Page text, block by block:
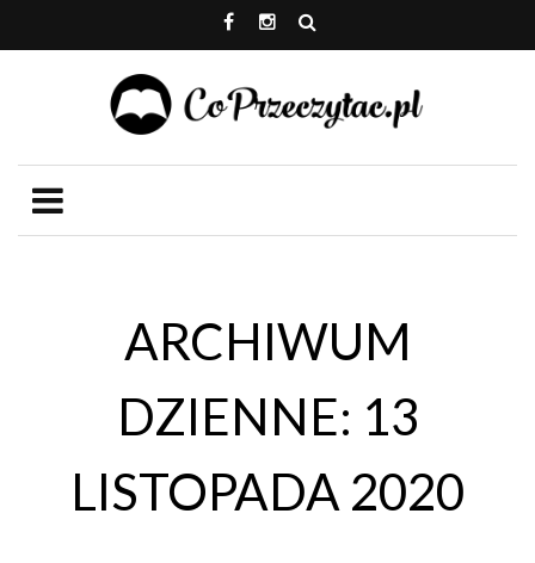
ARCHIWUM
DZIENNE: 13
LISTOPADA 2020